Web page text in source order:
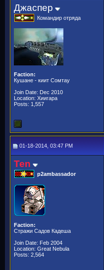
Джаспер
Командир отряда
Faction:
Кушане - киит Сомтау
Join Date: Dec 2010
Location: Хиигара
Posts: 1,557
01-18-2014, 03:47 PM
Ten
p2ambassador
Faction:
Стражи Садов Кадеша
Join Date: Feb 2004
Location: Great Nebula
Posts: 2,564